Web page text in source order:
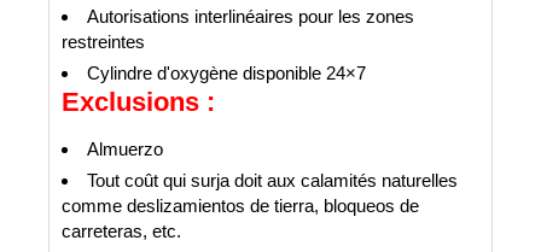
Autorisations interlinéaires pour les zones
restreintes
Cylindre d'oxygène disponible 24×7
Exclusions :
Almuerzo
Tout coût qui surja doit aux calamités naturelles
comme deslizamientos de tierra, bloqueos de
carreteras, etc.